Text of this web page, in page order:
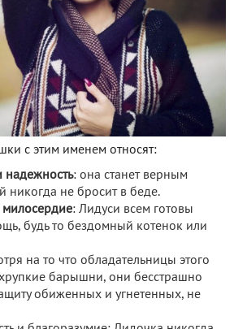
с этим именем относят:
надежность: она станет верным
никогда не бросит в беде.
милосердие: Лидуси всем готовы
будь то бездомный котенок или
на то что обладательницы этого
барышни, они бесстрашно
обиженных и угнетенных, не